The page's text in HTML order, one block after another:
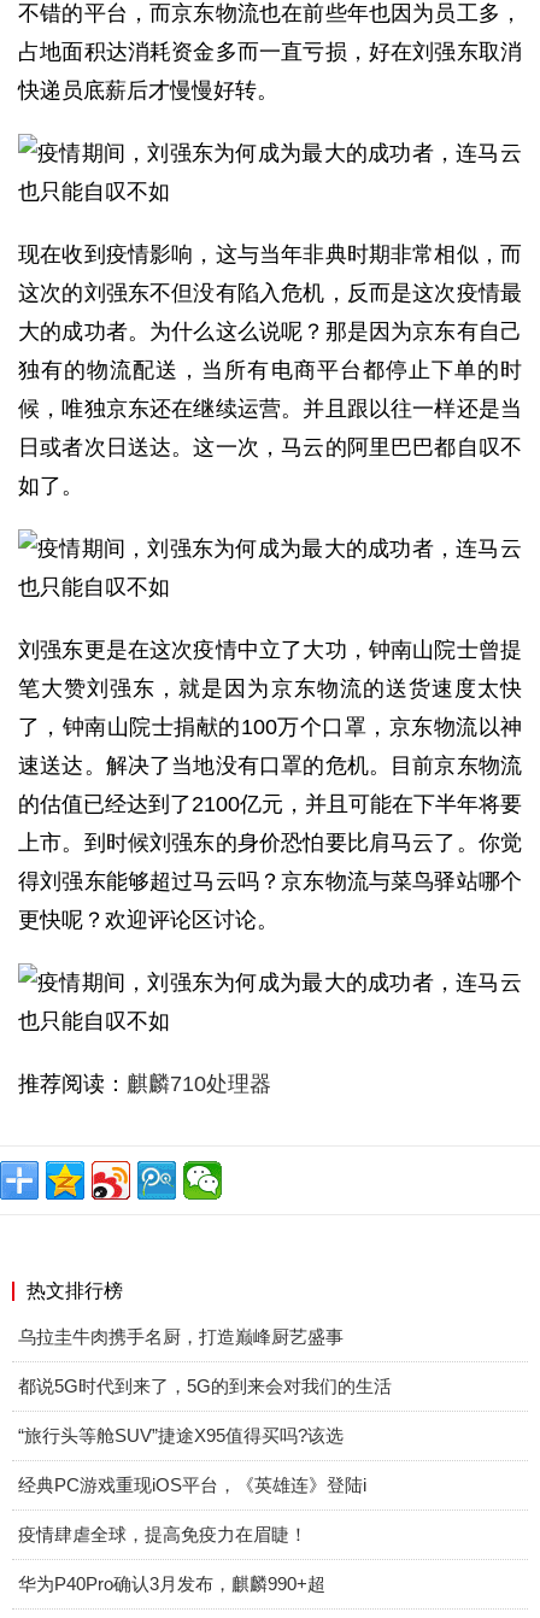
不错的平台，而京东物流也在前些年也因为员工多，
占地面积达消耗资金多而一直亏损，好在刘强东取消
快递员底薪后才慢慢好转。
现在收到疫情影响，这与当年非典时期非常相似，而
这次的刘强东不但没有陷入危机，反而是这次疫情最
大的成功者。为什么这么说呢？那是因为京东有自己
独有的物流配送，当所有电商平台都停止下单的时
候，唯独京东还在继续运营。并且跟以往一样还是当
日或者次日送达。这一次，马云的阿里巴巴都自叹不
如了。
刘强东更是在这次疫情中立了大功，钟南山院士曾提
笔大赞刘强东，就是因为京东物流的送货速度太快
了，钟南山院士捐献的100万个口罩，京东物流以神
速送达。解决了当地没有口罩的危机。目前京东物流
的估值已经达到了2100亿元，并且可能在下半年将要
上市。到时候刘强东的身价恐怕要比肩马云了。你觉
得刘强东能够超过马云吗？京东物流与菜鸟驿站哪个
更快呢？欢迎评论区讨论。
推荐阅读： 麒麟710处理器
热文排行榜
乌拉圭牛肉携手名厨，打造巅峰厨艺盛事
都说5G时代到来了，5G的到来会对我们的生活
“旅行头等舱SUV”捷途X95值得买吗?该选
经典PC游戏重现iOS平台，《英雄连》登陆i
疫情肆虐全球，提高免疫力在眉睫！
华为P40Pro确认3月发布，麒麟990+超